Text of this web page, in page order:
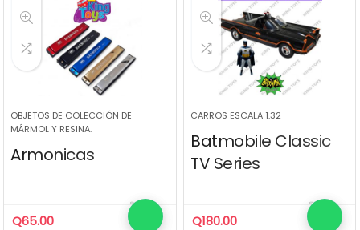
OBJETOS DE COLECCIÓN DE
MÁRMOL Y RESINA.
Armonicas
Q65.00
CARROS ESCALA 1.32
Batmobile Classic
TV Series
Q180.00